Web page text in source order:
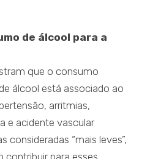
de álcool para a
que o consumo
álcool está associado ao
arritmias,
e acidente vascular
consideradas “mais leves”,